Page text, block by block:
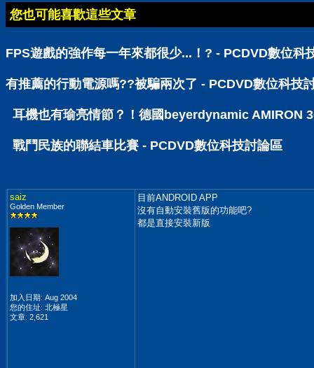
您也可能喜歡這些文章
FPS遊戲的強作每一年來都很少...！? - PCDVD數位科
有推薦的行動電源嗎??被騙兩次了 - PCDVD數位科技
耳機也有瑜亮情節？！德國beyerdynamic AMIRON
戰鬥民族的聯結車比賽 - PCDVD數位科技討論區
saiz
Golden Member
加入日期: Aug 2004
您的住址: 北極星
文章: 2,621
目前ANDROID APP
沒有自動安裝舊版的功能吧?
都是直接安裝新版